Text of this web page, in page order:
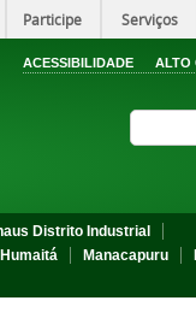
Participe Serviços
ACESSIBILIDADE ALTO
Distrito Industrial
Humaitá Manacapuru